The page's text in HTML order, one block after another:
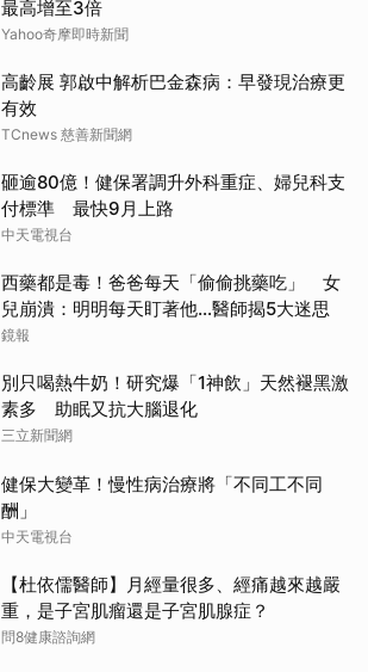
最高增至3倍
Yahoo奇摩即時新聞
高齡展 郭啟中解析巴金森病：早發現治療更
有效
TCnews 慈善新聞網
砸逾80億！健保署調升外科重症、婦兒科支
付標準 最快9月上路
中天電視台
西藥都是毒！爸爸每天「偷偷挑藥吃」 女
兒崩潰：明明每天盯著他…醫師揭5大迷思
鏡報
別只喝熱牛奶！研究爆「1神飲」天然褪黑激
素多 助眠又抗大腦退化
三立新聞網
健保大變革！慢性病治療將「不同工不同
酬」
中天電視台
【杜依儒醫師】月經量很多、經痛越來越嚴
重，是子宮肌瘤還是子宮肌腺症？
問8健康諮詢網